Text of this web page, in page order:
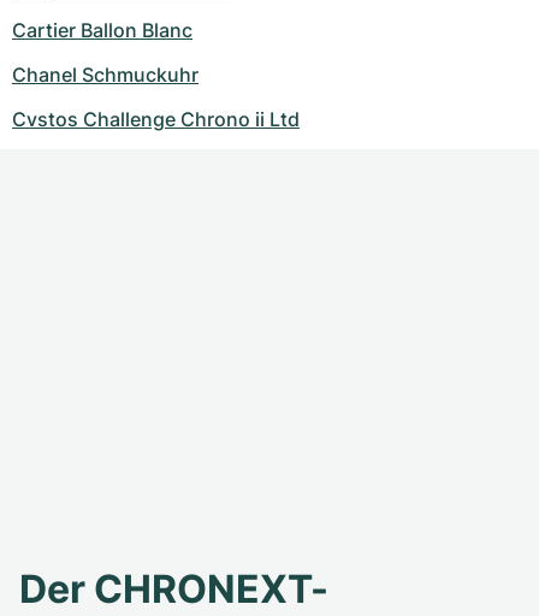
Cartier Ballon Blanc
Chanel Schmuckuhr
Cvstos Challenge Chrono ii Ltd
Der CHRONEXT-